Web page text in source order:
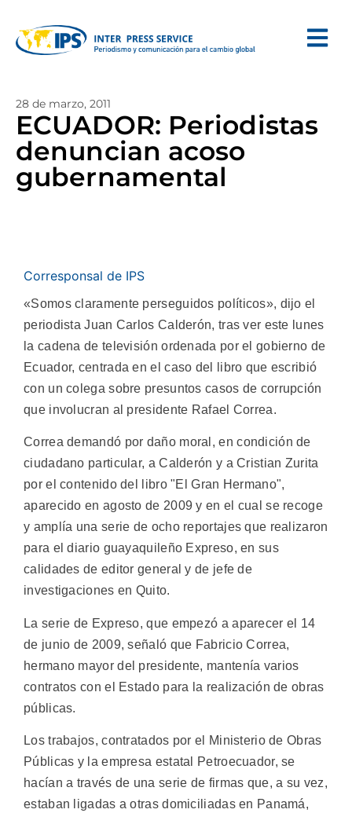
28 de marzo, 2011
ECUADOR: Periodistas
denuncian acoso
gubernamental
Corresponsal de IPS
«Somos claramente perseguidos políticos», dijo el
periodista Juan Carlos Calderón, tras ver este lunes
la cadena de televisión ordenada por el gobierno de
Ecuador, centrada en el caso del libro que escribió
con un colega sobre presuntos casos de corrupción
que involucran al presidente Rafael Correa.
Correa demandó por daño moral, en condición de
ciudadano particular, a Calderón y a Cristian Zurita
por el contenido del libro "El Gran Hermano",
aparecido en agosto de 2009 y en el cual se recoge
y amplía una serie de ocho reportajes que realizaron
para el diario guayaquileño Expreso, en sus
calidades de editor general y de jefe de
investigaciones en Quito.
La serie de Expreso, que empezó a aparecer el 14
de junio de 2009, señaló que Fabricio Correa,
hermano mayor del presidente, mantenía varios
contratos con el Estado para la realización de obras
públicas.
Los trabajos, contratados por el Ministerio de Obras
Públicas y la empresa estatal Petroecuador, se
hacían a través de una serie de firmas que, a su vez,
estaban ligadas a otras domiciliadas en Panamá,